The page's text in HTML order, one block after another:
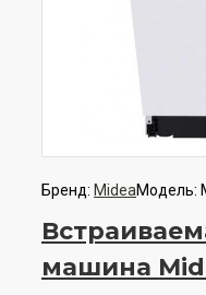
Бренд: MideaМодель:
машина